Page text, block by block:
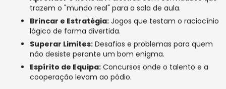
trazem o "mundo real" para a sala de aula.
Brincar e Estratégia: Jogos que testam o raciocínio
lógico de forma divertida.
Superar Limites: Desafios e problemas para quem
não desiste perante um bom enigma.
Espírito de Equipa: Concursos onde o talento e a
cooperação levam ao pódio.